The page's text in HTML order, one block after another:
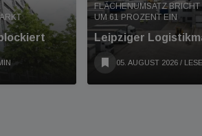
FLÄCHENUMSATZ
UM 61 PROZENT EIN
Leipziger
05. AUGUST 2026 /